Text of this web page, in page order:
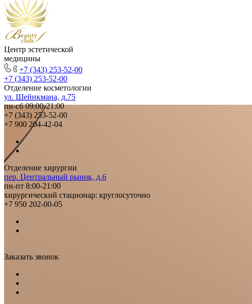
Центр эстетической
медицины
+7 (343) 253-52-00
+7 (343) 253-52-00
Отделение косметологии
ул. Шейнкмана, д.75
пн-сб 09:00-21:00
+7 (343) 253-52-00
+7 900 204-42-04
Отделение хирургии
пер. Центральный рынок, д.6
пн-пт 8:00-21:00
хирургический стационар: круглосуточно
+7 950 202-00-05
Заказать звонок